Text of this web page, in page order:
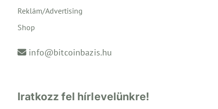
Reklám/Advertising
Shop
info@bitcoinbazis.hu
Iratkozz fel hírlevelünkre!